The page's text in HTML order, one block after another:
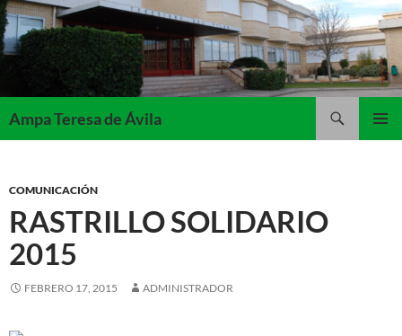
Saltar
al
contenido
Ampa Teresa de Ávila
COMUNICACIÓN
RASTRILLO SOLIDARIO
2015
FEBRERO 17, 2015 ADMINISTRADOR